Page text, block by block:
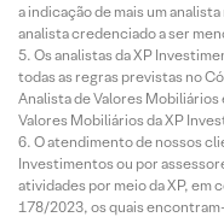
a indicação de mais um
analista credenciado a ser
Os analistas da XP
todas as regras previstas no
Analista de Valores
Valores Mobiliários da XP
O atendimento de nossos
Investimentos ou por
atividades por meio da XP, em
178/2023, os quais